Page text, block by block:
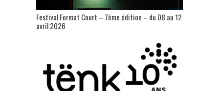
Festival Format Court – 7ème édition – du 08 au 12
avril 2026